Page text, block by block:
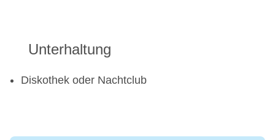
Unterhaltung
Diskothek oder Nachtclub